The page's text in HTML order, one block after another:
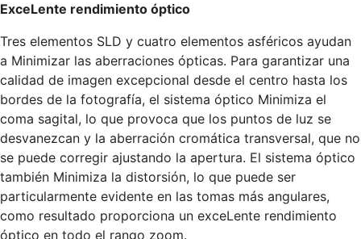
ExceLente rendimiento óptico
Tres elementos SLD y cuatro elementos asféricos ayudan
a Minimizar las aberraciones ópticas. Para garantizar una
calidad de imagen excepcional desde el centro hasta los
bordes de la fotografía, el sistema óptico Minimiza el
coma sagital, lo que provoca que los puntos de luz se
desvanezcan y la aberración cromática transversal, que no
se puede corregir ajustando la apertura. El sistema óptico
también Minimiza la distorsión, lo que puede ser
particularmente evidente en las tomas más angulares,
como resultado proporciona un exceLente rendimiento
óptico en todo el rango zoom.